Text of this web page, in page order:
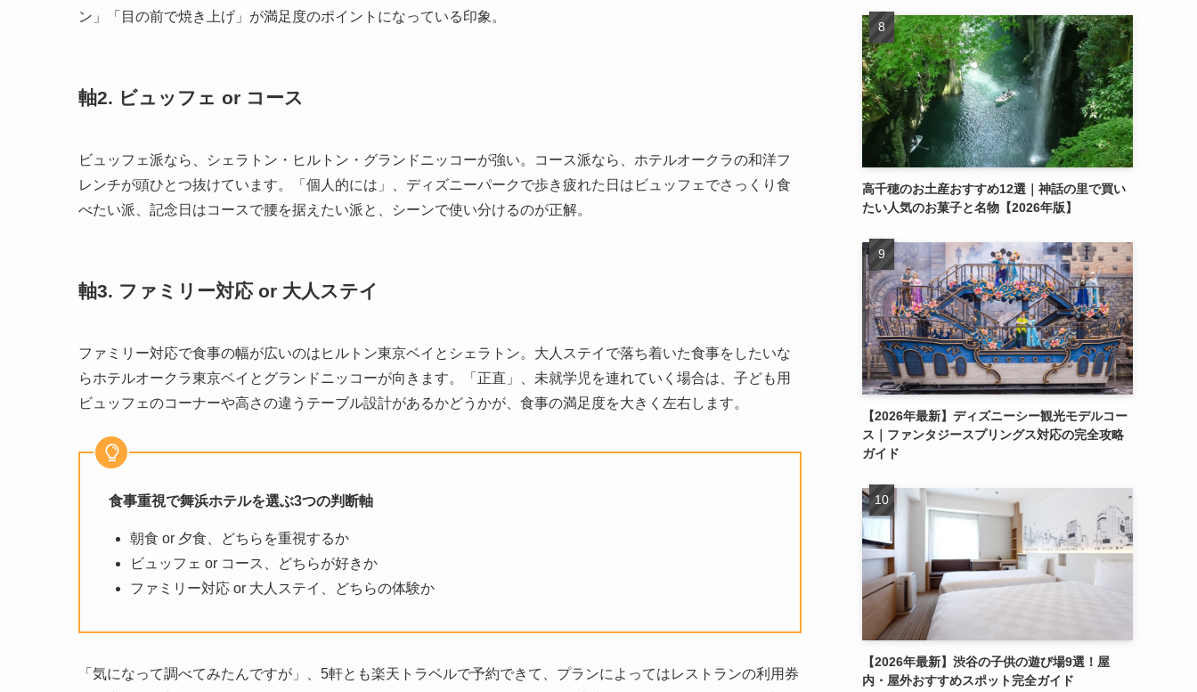
ン」「目の前で焼き上げ」が満足度のポイントになっている印象。
軸2. ビュッフェ or コース
ビュッフェ派なら、シェラトン・ヒルトン・グランドニッコーが強い。コース派なら、ホテルオークラの和洋フ
レンチが頭ひとつ抜けています。「個人的には」、ディズニーパークで歩き疲れた日はビュッフェでさっくり食
べたい派、記念日はコースで腰を据えたい派と、シーンで使い分けるのが正解。
軸3. ファミリー対応 or 大人ステイ
ファミリー対応で食事の幅が広いのはヒルトン東京ベイとシェラトン。大人ステイで落ち着いた食事をしたいな
らホテルオークラ東京ベイとグランドニッコーが向きます。「正直」、未就学児を連れていく場合は、子ども用
ビュッフェのコーナーや高さの違うテーブル設計があるかどうかが、食事の満足度を大きく左右します。
食事重視で舞浜ホテルを選ぶ3つの判断軸
朝食 or 夕食、どちらを重視するか
ビュッフェ or コース、どちらが好きか
ファミリー対応 or 大人ステイ、どちらの体験か
「気になって調べてみたんですが」、5軒とも楽天トラベルで予約できて、プランによってはレストランの利用券
高千穂のお土産おすすめ12選｜神話の里で買い
たい人気のお菓子と名物【2026年版】
【2026年最新】ディズニーシー観光モデルコー
ス｜ファンタジースプリングス対応の完全攻略
ガイド
【2026年最新】渋谷の子供の遊び場9選！屋
内・屋外おすすめスポット完全ガイド